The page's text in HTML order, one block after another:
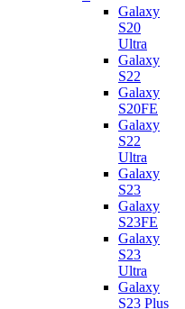
Galaxy
S20
Ultra
Galaxy
S22
Galaxy
S20FE
Galaxy
S22
Ultra
Galaxy
S23
Galaxy
S23FE
Galaxy
S23
Ultra
Galaxy
S23 Plus